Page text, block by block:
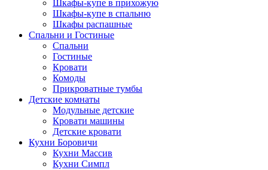
Шкафы-купе в прихожую
Шкафы-купе в спальню
Шкафы распашные
Спальни и Гостиные
Спальни
Гостиные
Кровати
Комоды
Прикроватные тумбы
Детские комнаты
Модульные детские
Кровати машины
Детские кровати
Кухни Боровичи
Кухни Массив
Кухни Симпл